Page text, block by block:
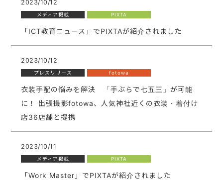
2023/10/12
メディア掲載 PIXTA
「ICT教育ニュース」でPIXTAが紹介されました
2023/10/12
プレスリリース fotowa
衣装手配の悩みを解決 「手ぶらで七五三」が可能
に！ 出張撮影fotowa、人気神社近くの衣装・着付け
店36店舗と提携
2023/10/11
メディア掲載 PIXTA
「Work Master」でPIXTAが紹介されました